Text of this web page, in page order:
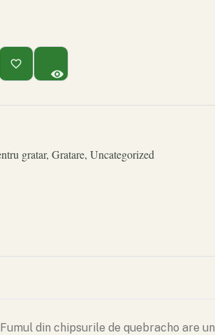
gratar, Gratare, Uncategorized
din chipsurile de quebracho are un